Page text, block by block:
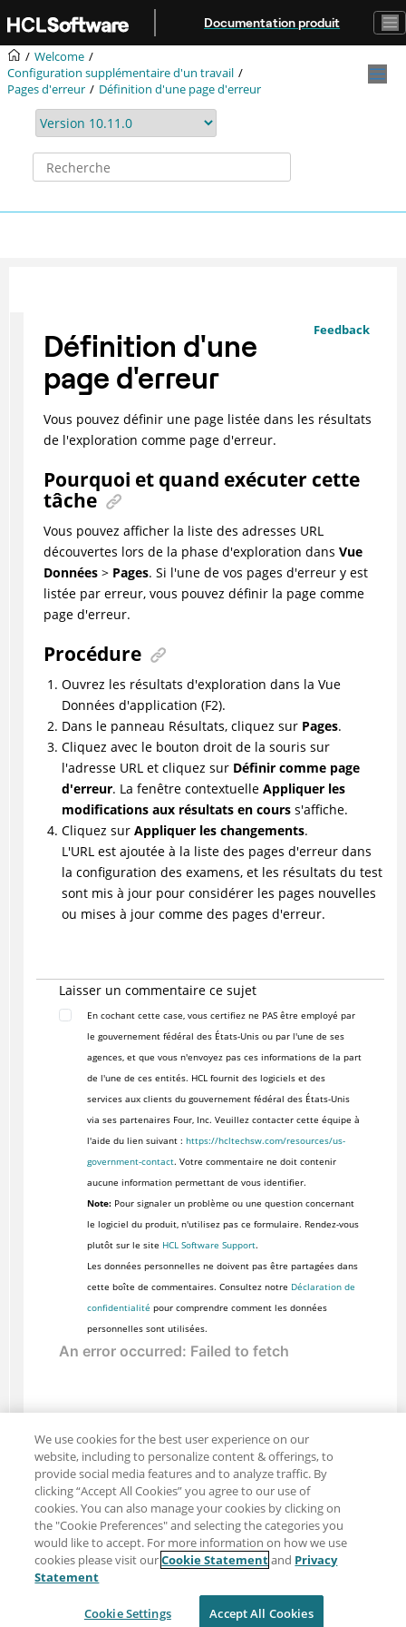
Aller au contenu principal
Documentation produit
Welcome
Configuration supplémentaire d'un travail
Pages d'erreur
Définition d'une page d'erreur
Feedback
Définition d'une
page d'erreur
Vous pouvez définir une page listée dans les résultats
de l'exploration comme page d'erreur.
Pourquoi et quand exécuter cette
tâche
Vous pouvez afficher la liste des adresses URL
découvertes lors de la phase d'exploration dans Vue
Données> Pages. Si l'une de vos pages d'erreur y est
listée par erreur, vous pouvez définir la page comme
page d'erreur.
Procédure
Ouvrez les résultats d'exploration dans la Vue
Données d'application (F2).
Dans le panneau Résultats, cliquez sur Pages.
Cliquez avec le bouton droit de la souris sur
l'adresse URL et cliquez sur Définir comme page
d'erreur. La fenêtre contextuelle Appliquer les
modifications aux résultats en courss'affiche.
Cliquez sur Appliquer les changements.
L'URL est ajoutée à la liste des pages d'erreur dans
la configuration des examens, et les résultats du test
sont mis à jour pour considérer les pages nouvelles
ou mises à jour comme des pages d'erreur.
Laisser un commentaire ce sujet
En cochant cette case, vous certifiez ne PAS être employé par
le gouvernement fédéral des États-Unis ou par l'une de ses
agences, et que vous n'envoyez pas ces informations de la part
de l'une de ces entités. HCL fournit des logiciels et des
services aux clients du gouvernement fédéral des États-Unis
via ses partenaires Four, Inc. Veuillez contacter cette équipe à
l'aide du lien suivant : https://hcltechsw.com/resources/us-
government-contact. Votre commentaire ne doit contenir
aucune information permettant de vous identifier.
Note:Pour signaler un problème ou une question concernant
le logiciel du produit, n'utilisez pas ce formulaire. Rendez-vous
plutôt sur le site HCL Software Support.
Les données personnelles ne doivent pas être partagées dans
cette boîte de commentaires. Consultez notre Déclaration de
confidentialité pour comprendre comment les données
personnelles sont utilisées.
Partager : Courriel
Twitter
Clause de non-responsabilité
Intimité
We use cookies for the best user experience on our
website, including to personalize content & offerings, to
provide social media features and to analyze traffic. By
clicking “Accept All Cookies” you agree to our use of
cookies. You can also manage your cookies by clicking on
the "Cookie Preferences" and selecting the categories you
would like to accept. For more information on how we use
cookies please visit ourCookie Statementand Privacy
Statement
Cookie Settings Accept All Cookies